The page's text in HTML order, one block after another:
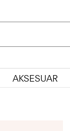
AKSESUAR